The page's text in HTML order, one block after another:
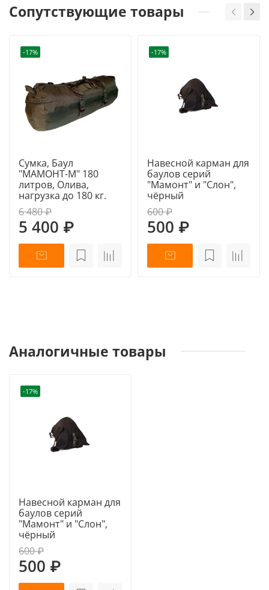
Сопутствующие товары
-17%
Сумка, Баул
"МАМОНТ-М" 180
литров, Олива,
нагрузка до 180 кг.
6 480 ₽
5 400 ₽
-17%
Навесной карман для
баулов серий
"Мамонт" и "Слон",
чёрный
600 ₽
500 ₽
Аналогичные товары
-17%
Навесной карман для
баулов серий
"Мамонт" и "Слон",
чёрный
600 ₽
500 ₽